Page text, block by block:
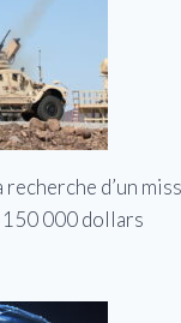
recherche d’un
000 dollars